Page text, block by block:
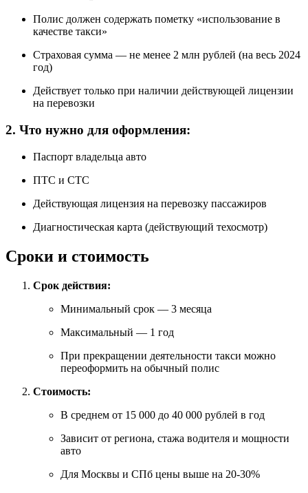
Полис должен содержать пометку «использование в
качестве такси»
Страховая сумма — не менее 2 млн рублей (на весь 2024
год)
Действует только при наличии действующей лицензии
на перевозки
2. Что нужно для оформления:
Паспорт владельца авто
ПТС и СТС
Действующая лицензия на перевозку пассажиров
Диагностическая карта (действующий техосмотр)
Сроки и стоимость
Срок действия:
Минимальный срок — 3 месяца
Максимальный — 1 год
При прекращении деятельности такси можно
переоформить на обычный полис
Стоимость:
В среднем от 15 000 до 40 000 рублей в год
Зависит от региона, стажа водителя и мощности
авто
Для Москвы и СПб цены выше на 20-30%